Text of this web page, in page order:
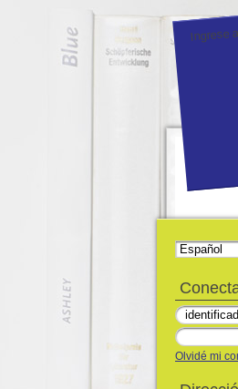
Ingrese
Olvidé mi